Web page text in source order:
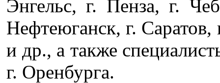
Энгельс, г. Пенза, г.
Нефтеюганск, г. Саратов,
и др., а также
г. Оренбурга.